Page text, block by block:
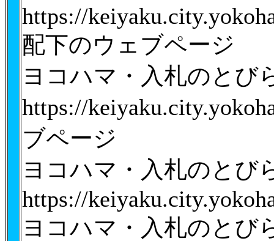
https://
配下のウェブページ
ヨコハマ・入札のと
https://
ブページ
ヨコハマ・入札のと
https://
ヨコハマ・入札のと